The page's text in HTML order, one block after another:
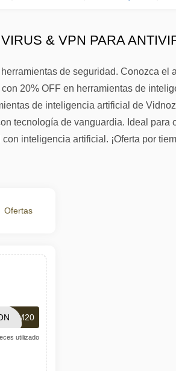
& VPN PARA
de seguridad. Conozca el
20% OFF en herramientas de
de inteligencia artificial de
tecnología de vanguardia. Ideal para
inteligencia artificial. ¡Oferta por
Ofertas
utilizado